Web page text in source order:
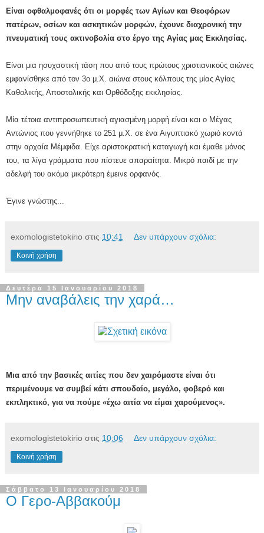
Είναι οφθαλμοφανές ότι οι μορφές των Αγίων και Θεοφόρων
πατέρων, οσίων και ασκητικών μορφών, έχουνε διαχρονική την
πνευματική τους ακτινοβολία στο έργο της Αγίας μας Εκκλησίας.
Είναι μια ησυχαστική τάση που από τους πρώτους χριστιανικούς αιώνες
εμφανίσθηκε από τον 3ο μ.Χ. αιώνα στους κόλπους της μίας Αγίας
Καθολικής, Αποστολικής και Ορθόδοξης εκκλησίας.
Μία τέτοια αντιπροσωπευτική αγιασμένη μορφή είναι και ο Μέγας
Αντώνιος που γεννήθηκε το 251 μ.Χ. σε ένα Αιγυπτιακό χωριό κοντά
στην αρχαία Μέμφιδα. Είχε αριστοκρατική καταγωγή και έμαθε μόνος
του, τα λίγα γράμματα που πίστευε απαραίτητα. Μικρό παιδί με την
αδελφή του ακόμα μικρότερη έμεινε ορφανός.
Έγινε γνώστης...
exomologistetokirio στις 10:41 Δεν υπάρχουν σχόλια:
Κοινή χρήση
Δευτέρα 15 Ιανουαρίου 2018
Μην αναβάλεις την χαρά…
Μια από την βασικές αιτίες που δεν χαιρόμαστε είναι ότι
περιμένουμε να συμβεί κάτι σπουδαίο, μεγάλο, φοβερό και
εκπληκτικό, για να πούμε «έχω αιτία να είμαι χαρούμενος».
exomologistetokirio στις 10:06 Δεν υπάρχουν σχόλια:
Κοινή χρήση
Σάββατο 13 Ιανουαρίου 2018
Ο Γερο‐Αββακούμ